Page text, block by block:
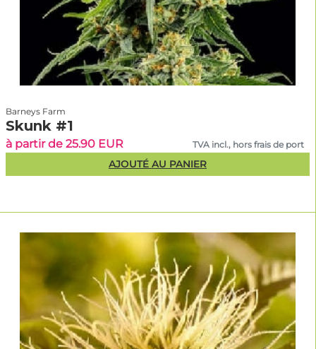
Barneys Farm
Skunk #1
à partir de 25.90 EUR TVA incl., hors frais de port
AJOUTÉ AU PANIER